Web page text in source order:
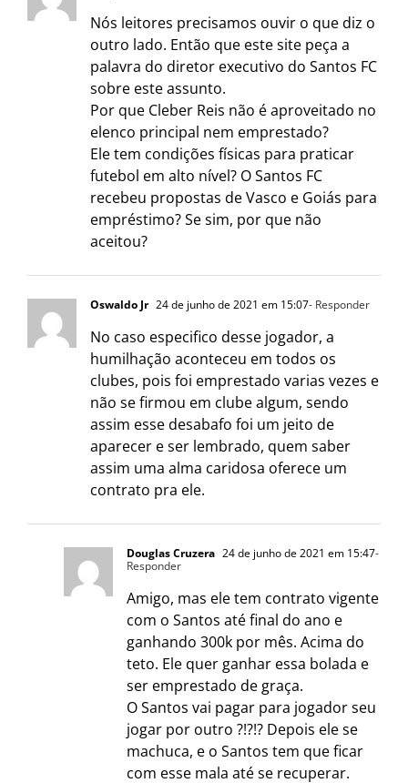
Nós leitores precisamos ouvir o que diz o
outro lado. Então que este site peça a
palavra do diretor executivo do Santos FC
sobre este assunto.
Por que Cleber Reis não é aproveitado no
elenco principal nem emprestado?
Ele tem condições físicas para praticar
futebol em alto nível? O Santos FC
recebeu propostas de Vasco e Goiás para
empréstimo? Se sim, por que não
aceitou?
Oswaldo Jr 24 de junho de 2021 em 15:07- Responder
No caso especifico desse jogador, a
humilhação aconteceu em todos os
clubes, pois foi emprestado varias vezes e
não se firmou em clube algum, sendo
assim esse desabafo foi um jeito de
aparecer e ser lembrado, quem saber
assim uma alma caridosa oferece um
contrato pra ele.
Douglas Cruzera 24 de junho de 2021 em 15:47-
Responder
Amigo, mas ele tem contrato vigente
com o Santos até final do ano e
ganhando 300k por mês. Acima do
teto. Ele quer ganhar essa bolada e
ser emprestado de graça.
O Santos vai pagar para jogador seu
jogar por outro ?!?!? Depois ele se
machuca, e o Santos tem que ficar
com esse mala até se recuperar.